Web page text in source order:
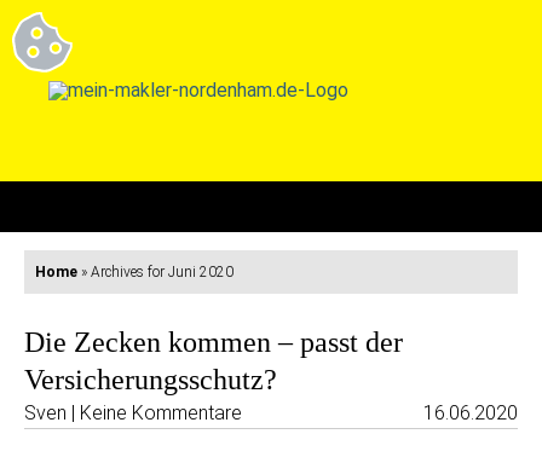
Home » Archives for Juni 2020
Die Zecken kommen – passt der
Versicherungsschutz?
Sven | Keine Kommentare 16.06.2020